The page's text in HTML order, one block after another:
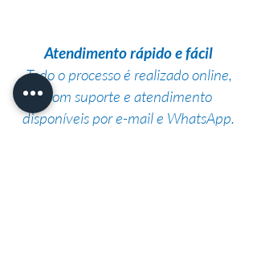
Atendimento rápido e fácil
Todo o processo é realizado online,
com suporte e atendimento
disponíveis por e-mail e WhatsApp.